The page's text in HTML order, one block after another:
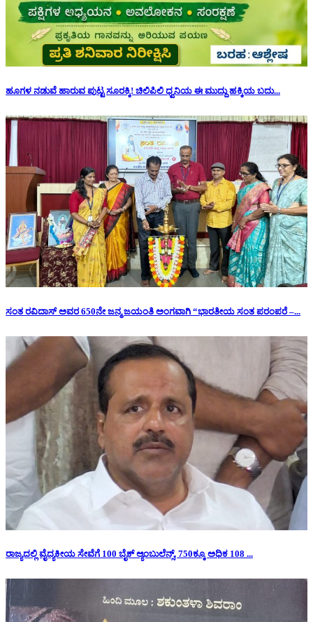
ಹೂಗಳ ನಡುವೆ ಹಾರುವ ಪುಟ್ಟ ಸೂರಕ್ಕಿ! ಚಿಲಿಪಿಲಿ ಧ್ವನಿಯ ಈ ಮುದ್ದು ಹಕ್ಕಿಯ ಬದು...
ಸಂತ ರವಿದಾಸ್ ಅವರ 650ನೇ ಜನ್ಮ ಜಯಂತಿ ಅಂಗವಾಗಿ “ಭಾರತೀಯ ಸಂತ ಪರಂಪರೆ –...
ರಾಜ್ಯದಲ್ಲಿ ವೈದ್ಯಕೀಯ ಸೇವೆಗೆ 100 ಬೈಕ್ ಆ್ಯಂಬುಲೆನ್ಸ್, 750ಕ್ಕೂ ಅಧಿಕ 108 ...